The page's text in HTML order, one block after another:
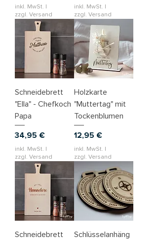
inkl. MwSt. |
zzgl. Versand
inkl. MwSt. |
zzgl. Versand
Schneidebrett
"Ella" - Chefkoch
Papa
Preis
34,95 €
inkl. MwSt. |
zzgl. Versand
Holzkarte
"Muttertag" mit
Tockenblumen
Preis
12,95 €
inkl. MwSt. |
zzgl. Versand
Schneidebrett
Schlüsselanhäng